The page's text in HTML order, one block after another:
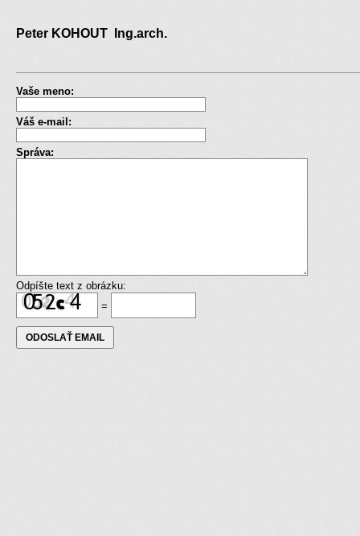
Peter KOHOUT Ing.arch.
Vaše meno:
Váš e-mail:
Správa:
Odpíšte text z obrázku:
=